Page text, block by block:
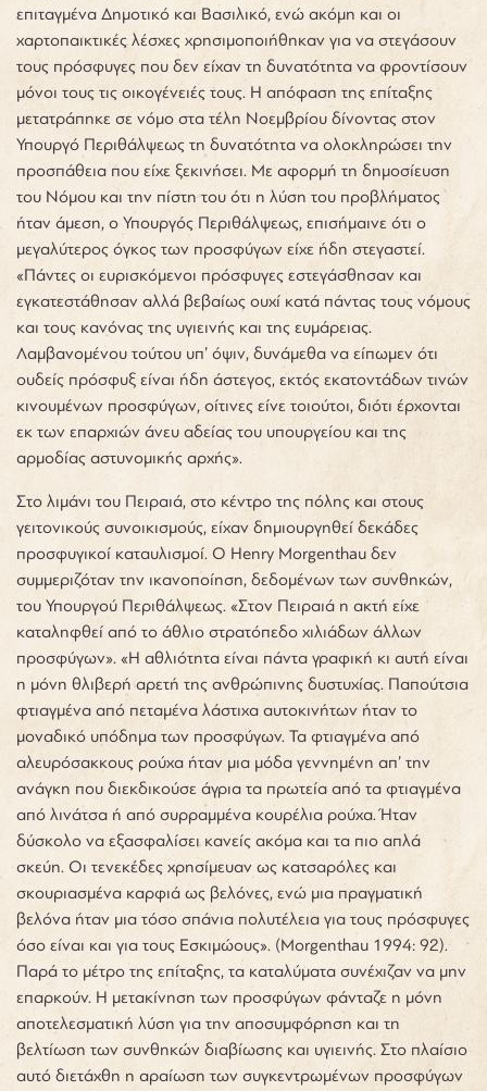
επιταγμένα Δημοτικό και Βασιλικό, ενώ ακόμη και οι
χαρτοπαικτικές λέσχες χρησιμοποιήθηκαν για να στεγάσουν
τους πρόσφυγες που δεν είχαν τη δυνατότητα να φροντίσουν
μόνοι τους τις οικογένειές τους. Η απόφαση της επίταξης
μετατράπηκε σε νόμο στα τέλη Νοεμβρίου δίνοντας στον
Υπουργό Περιθάλψεως τη δυνατότητα να ολοκληρώσει την
προσπάθεια που είχε ξεκινήσει. Με αφορμή τη δημοσίευση
του Νόμου και την πίστη του ότι η λύση του προβλήματος
ήταν άμεση, ο Υπουργός Περιθάλψεως, επισήμαινε ότι ο
μεγαλύτερος όγκος των προσφύγων είχε ήδη στεγαστεί.
«Πάντες οι ευρισκόμενοι πρόσφυγες εστεγάσθησαν και
εγκατεστάθησαν αλλά βεβαίως ουχί κατά πάντας τους νόμους
και τους κανόνας της υγιεινής και της ευμάρειας.
Λαμβανομένου τούτου υπ’ όψιν, δυνάμεθα να είπωμεν ότι
ουδείς πρόσφυξ είναι ήδη άστεγος, εκτός εκατοντάδων τινών
κινουμένων προσφύγων, οίτινες είνε τοιούτοι, διότι έρχονται
εκ των επαρχιών άνευ αδείας του υπουργείου και της
αρμοδίας αστυνομικής αρχής».
Στο λιμάνι του Πειραιά, στο κέντρο της πόλης και στους
γειτονικούς συνοικισμούς, είχαν δημιουργηθεί δεκάδες
προσφυγικοί καταυλισμοί. Ο Henry Morgenthau δεν
συμμεριζόταν την ικανοποίηση, δεδομένων των συνθηκών,
του Υπουργού Περιθάλψεως. «Στον Πειραιά η ακτή είχε
καταληφθεί από το άθλιο στρατόπεδο χιλιάδων άλλων
προσφύγων». «Η αθλιότητα είναι πάντα γραφική κι αυτή είναι
η μόνη θλιβερή αρετή της ανθρώπινης δυστυχίας. Παπούτσια
φτιαγμένα από πεταμένα λάστιχα αυτοκινήτων ήταν το
μοναδικό υπόδημα των προσφύγων. Τα φτιαγμένα από
αλευρόσακκους ρούχα ήταν μια μόδα γεννημένη απ’ την
ανάγκη που διεκδικούσε άγρια τα πρωτεία από τα φτιαγμένα
από λινάτσα ή από συρραμμένα κουρέλια ρούχα. Ήταν
δύσκολο να εξασφαλίσει κανείς ακόμα και τα πιο απλά
σκεύη. Οι τενεκέδες χρησίμευαν ως κατσαρόλες και
σκουριασμένα καρφιά ως βελόνες, ενώ μια πραγματική
βελόνα ήταν μια τόσο σπάνια πολυτέλεια για τους πρόσφυγες
όσο είναι και για τους Εσκιμώους». (Morgenthau 1994: 92).
Παρά το μέτρο της επίταξης, τα καταλύματα συνέχιζαν να μην
επαρκούν. Η μετακίνηση των προσφύγων φάνταζε η μόνη
αποτελεσματική λύση για την αποσυμφόρηση και τη
βελτίωση των συνθηκών διαβίωσης και υγιεινής. Στο πλαίσιο
αυτό διετάχθη η αραίωση των συγκεντρωμένων προσφύγων